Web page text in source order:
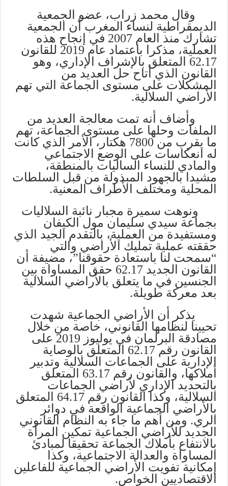
وقال محمد زراب، عضو الجمعية
الديمقراطية لنساء المغرب أن الجمعية
تشارك منذ العام 2007 في إنجاح هذه
العملية، مذكرا باعتماد عام 2019 للقانون
62.17 المتعلق بالإشراف الإداري، وهو
القانون الذي أتاح حل العديد من
المشكلات على مستوى الجماعة التي تهم
الأراضي السلالية.
وأضاف أنه تمت معالجة العديد من
الملفات وحلها على مستوى الجماعة، تهم
ما يقرب من 7800 هكتار، الأمر الذي كانت
له انعكاسات على الوضع الاجتماعي
والمادي للنساء الساليات بالمنطقة،
مشيدا بالجهود المبذولة من قبل السلطات
المحلية ومختلف الأطراف المعنية.
ونوهت سميرة مجبار نائبة السلاليات
بجماعة سيدي سليمان مول الكيفان
ومستفيدة من العملية، بالتقدم الجيد الذي
حققته عملية تمليك الأراضي والتي
“سمحت لنا باستعادة حقوقنا”، مضيفة أن
القانون الجديد 62.17 حقق المساواة بين
الجنسين في ما يتعلق بالأراضي السلالية
بعد معركة طويلة.
يذكر أن الأراضي الجماعية شهدت
تحيينا لنظامها القانوني، خاصة من خلال
مصادقة البرلمان في يوليوز 2019 على
القانون رقم 62.17 المتعلق بالوصاية
الإدارية على الجماعات السلالية وتدبير
أملاكها، والقانون رقم 63.17 المتعلق
بالتحديد الإداري لأراضي الجماعات
السلالية، وكذا القانون رقم 64.17 المتعلق
بالأراضي الجماعية الواقعة في دوائر
الري. ومن أهم ما جاء به النظام القانوني
الجديد للأراضي الجماعية تمكين المرأة
بالانتفاع بأملاك الجماعة تحقيقا لمبادئ
المساواة والعدالة الاجتماعية، وكذا
إمكانية تفويت الأراضي الجماعية للفاعلين
الاقتصاديين الخواص.